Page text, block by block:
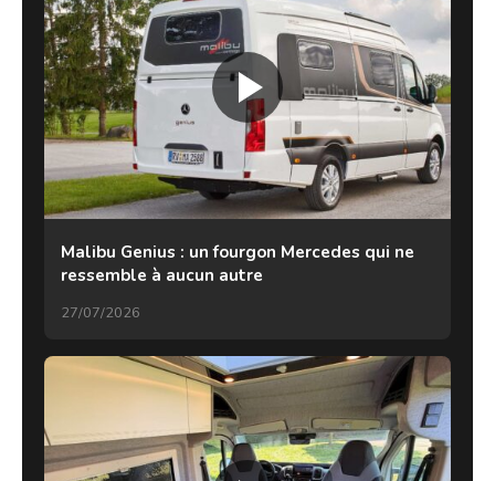
Malibu Genius : un fourgon Mercedes qui ne
ressemble à aucun autre
27/07/2026